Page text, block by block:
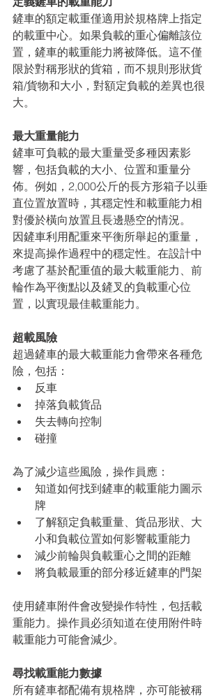
鏟車的額定載重僅適用於規格牌上指定
的載重中心。如果負載的重心偏離該位
置，鏟車的載重能力將被降低。這不僅
限於對稱形狀的貨箱，而不規則形狀貨
箱/貨物和大小，對額定負載的差異也很
大。
最大重量能力
鏟車可負載的最大重量受多種因素影
響，包括負載的大小、位置和重量分
佈。例如，2,000公斤的長方形箱子以垂
直位置放置時，其穩定性和載重能力相
對優於橫向放置且長邊懸空的情況。
因鏟車利用配重來平衡所舉起的重量，
來提高操作過程中的穩定性。在設計中
考慮了基於配重值的最大載重能力、前
輪作為平衡點以及鏟叉的負載重心位
置，以實現最佳載重能力。
超載風險
超過鏟車的最大載重能力會帶來各種危
險，包括：
反車
掉落負載貨品
失去轉向控制
碰撞
為了減少這些風險，操作員應：
知道如何找到鏟車的載重能力圖示
牌
了解額定負載重量、貨品形狀、大
小和負載位置如何影響載重能力
減少前輪與負載重心之間的距離
將負載最重的部分移近鏟車的門架
使用鏟車附件會改變操作特性，包括載
重能力。操作員必須知道在使用附件時
載重能力可能會減少。
尋找載重能力數據
所有鏟車都配備有規格牌，亦可能被稱